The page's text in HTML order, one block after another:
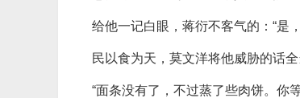
给他一记白眼，蒋衍不客气的：“是
民以食为天，莫文洋将他威胁的话
“面条没有了，不过蒸了些肉饼。你